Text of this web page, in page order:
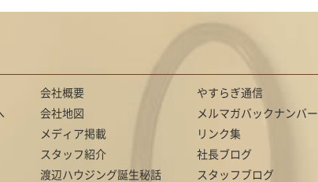
会社概要
会社地図
メディア掲載
スタッフ紹介
渡辺ハウジング誕生秘話
やすらぎ通信
メルマガバックナンバー
リンク集
社長ブログ
スタッフブログ